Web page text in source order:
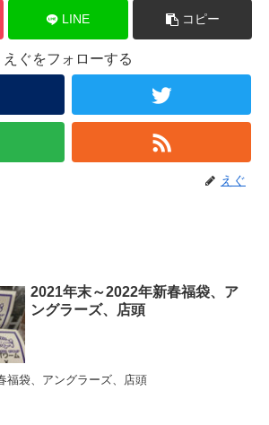
LINE コピー
えぐをフォローする
えぐ
2021年末～2022年新春福袋、ア
ングラーズ、店頭
福袋、アングラーズ、店頭